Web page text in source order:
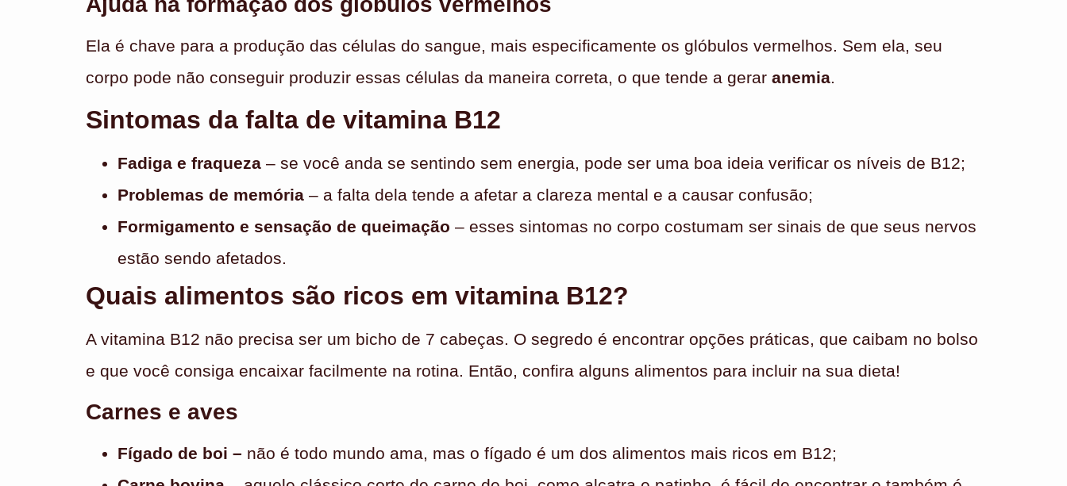
Ela é chave para a produção das células do sangue, mais especificamente os glóbulos vermelhos. Sem ela, seu
corpo pode não conseguir produzir essas células da maneira correta, o que tende a gerar anemia.
Sintomas da falta de vitamina B12
Fadiga e fraqueza– se você anda se sentindo sem energia, pode ser uma boa ideia verificar os níveis de B12;
Problemas de memória– a falta dela tende a afetar a clareza mental e a causar confusão;
Formigamento e sensação de queimação – esses sintomas no corpo costumam ser sinais de que seus nervos
estão sendo afetados.
Quais alimentos são ricos em vitamina B12?
A vitamina B12 não precisa ser um bicho de 7 cabeças. O segredo é encontrar opções práticas, que caibam no bolso
e que você consiga encaixar facilmente na rotina. Então, confira alguns alimentos para incluir na sua dieta!
Carnes e aves
Fígado de boi – não é todo mundo ama, mas o fígado é um dos alimentos mais ricos em B12;